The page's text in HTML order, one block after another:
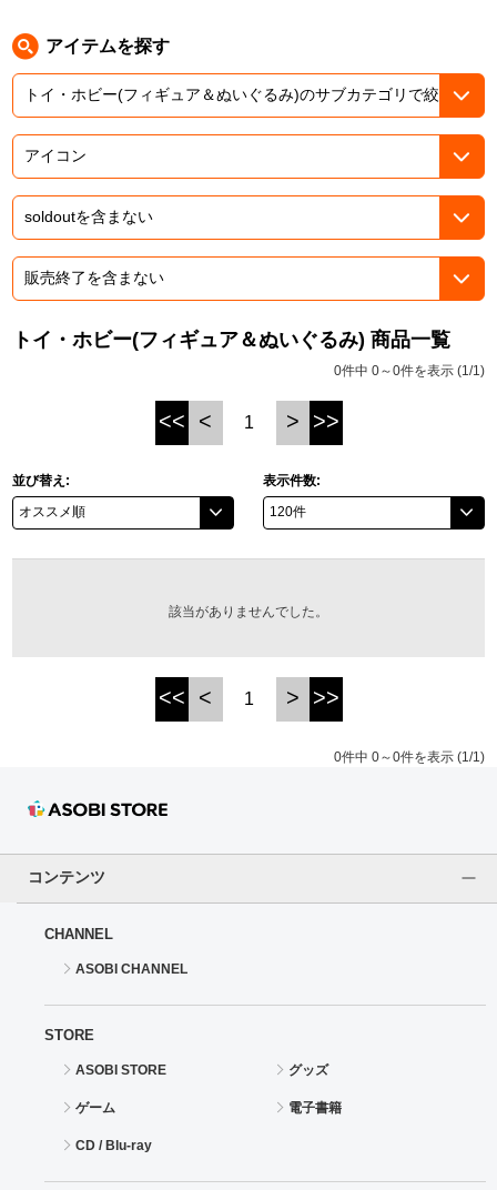
パックマン
ナムコクラシック
ガンダムシリーズ
ドラゴンボール
ラブライブ！シリーズ
ラブライブ！
ラブライブ！虹ヶ咲学園スクールアイドル同好会
ラブライブ！スーパースター!!
アイテムを探す
トイ・ホビー(フィギュア＆ぬいぐるみ) 商品一覧
0件中 0～0件を表示 (1/1)
<< < 1 > >>
並び替え: 表示件数:
該当がありませんでした。
<< < 1 > >>
0件中 0～0件を表示 (1/1)
コンテンツ
CHANNEL
ASOBI CHANNEL
STORE
ASOBI STORE グッズ
ゲーム 電子書籍
CD / Blu-ray